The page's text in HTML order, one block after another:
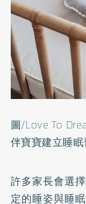
圖/Love To
伴寶寶建立睡
許多家長會選
定的睡姿與睡